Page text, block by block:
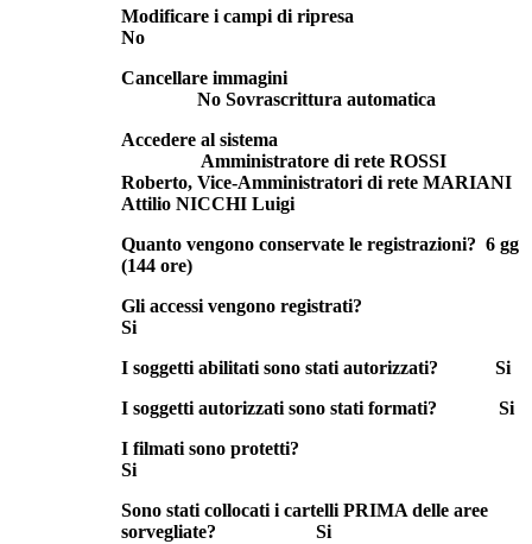
Modificare i campi di ripresa
No
Cancellare immagini
No Sovrascrittura automatica
Accedere al sistema
Amministratore di rete ROSSI
Roberto, Vice-Amministratori di rete MARIANI
Attilio NICCHI Luigi
Quanto vengono conservate le registrazioni? 6 gg
(144 ore)
Gli accessi vengono registrati?
Si
I soggetti abilitati sono stati autorizzati? Si
I soggetti autorizzati sono stati formati? Si
I filmati sono protetti?
Si
Sono stati collocati i cartelli PRIMA delle aree
sorvegliate?
Si